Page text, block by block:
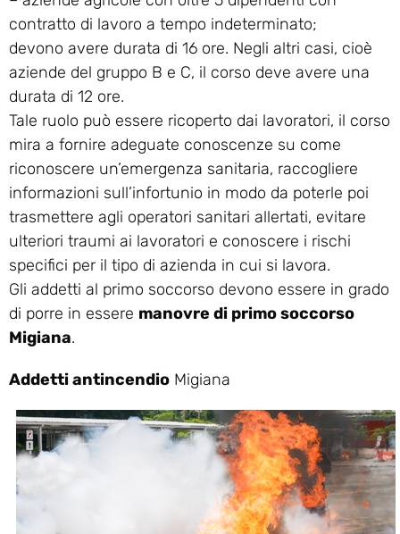
contratto di lavoro a tempo indeterminato;
devono avere durata di 16 ore. Negli altri casi, cioè
aziende del gruppo B e C, il corso deve avere una
durata di 12 ore.
Tale ruolo può essere ricoperto dai lavoratori, il corso
mira a fornire adeguate conoscenze su come
riconoscere un’emergenza sanitaria, raccogliere
informazioni sull’infortunio in modo da poterle poi
trasmettere agli operatori sanitari allertati, evitare
ulteriori traumi ai lavoratori e conoscere i rischi
specifici per il tipo di azienda in cui si lavora.
Gli addetti al primo soccorso devono essere in grado
di porre in essere manovre di primo soccorso
Migiana.
Addetti antincendio Migiana